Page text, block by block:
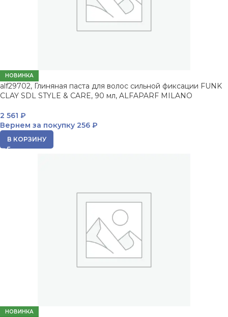
НОВИНКА
alf29702, Глиняная паста для волос сильной фиксации FUNK
CLAY SDL STYLE & CARE, 90 мл, ALFAPARF MILANO
2 561 ₽
Вернем за покупку 256 ₽
В КОРЗИНУ
НОВИНКА